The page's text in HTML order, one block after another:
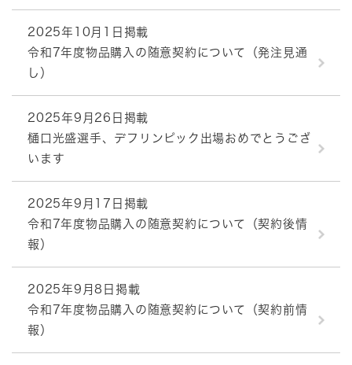
2025年10月1日掲載
令和7年度物品購入の随意契約について（発注見通
し）
2025年9月26日掲載
樋口光盛選手、デフリンピック出場おめでとうござ
います
2025年9月17日掲載
令和7年度物品購入の随意契約について（契約後情
報）
2025年9月8日掲載
令和7年度物品購入の随意契約について（契約前情
報）